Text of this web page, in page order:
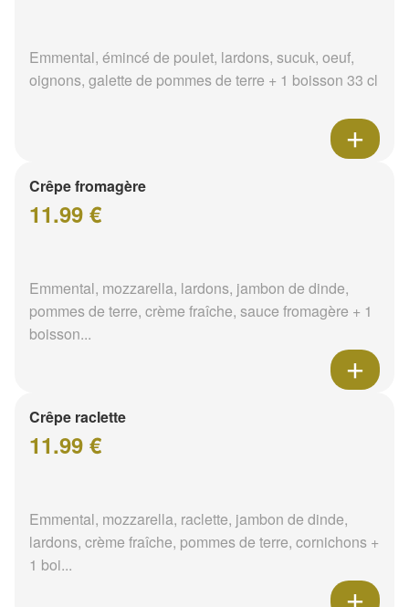
Emmental, émincé de poulet, lardons, sucuk, oeuf,
oignons, galette de pommes de terre + 1 boisson 33 cl
Crêpe fromagère
11.99 €
Emmental, mozzarella, lardons, jambon de dinde,
pommes de terre, crème fraîche, sauce fromagère + 1
boisson...
Crêpe raclette
11.99 €
Emmental, mozzarella, raclette, jambon de dinde,
lardons, crème fraîche, pommes de terre, cornichons +
1 boi...